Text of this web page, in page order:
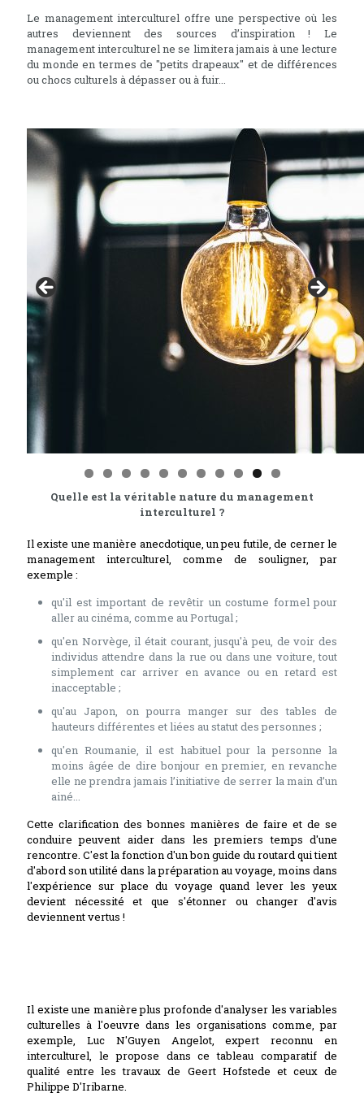
Le management interculturel offre une perspective où les
autres deviennent des sources d’inspiration ! Le
management interculturel ne se limitera jamais à une lecture
du monde en termes de "petits drapeaux" et de différences
ou chocs culturels à dépasser ou à fuir...
Quelle est la véritable nature du management
interculturel ?
Il existe une manière anecdotique, un peu futile, de cerner le
management interculturel, comme de souligner, par
exemple :
qu'il est important de revêtir un costume formel pour
aller au cinéma, comme au Portugal ;
qu'en Norvège, il était courant, jusqu'à peu, de voir des
individus attendre dans la rue ou dans une voiture, tout
simplement car arriver en avance ou en retard est
inacceptable ;
qu'au Japon, on pourra manger sur des tables de
hauteurs différentes et liées au statut des personnes ;
qu'en Roumanie, il est habituel pour la personne la
moins âgée de dire bonjour en premier, en revanche
elle ne prendra jamais l’initiative de serrer la main d’un
ainé...
Cette clarification des bonnes manières de faire et de se
conduire peuvent aider dans les premiers temps d'une
rencontre. C'est la fonction d'un bon guide du routard qui tient
d'abord son utilité dans la préparation au voyage, moins dans
l'expérience sur place du voyage quand lever les yeux
devient nécessité et que s'étonner ou changer d'avis
deviennent vertus !
Il existe une manière plus profonde d'analyser les variables
culturelles à l'oeuvre dans les organisations comme, par
exemple, Luc N'Guyen Angelot, expert reconnu en
interculturel, le propose dans ce tableau comparatif de
qualité entre les travaux de Geert Hofstede et ceux de
Philippe D'Iribarne.